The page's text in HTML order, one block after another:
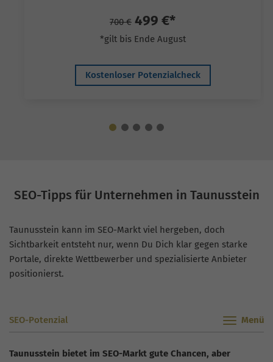
700 € 499 €*
*gilt bis Ende August
Kostenloser Potenzialcheck
SEO-Tipps für Unternehmen in Taunusstein
Taunusstein kann im SEO-Markt viel hergeben, doch
Sichtbarkeit entsteht nur, wenn Du Dich klar gegen starke
Portale, direkte Wettbewerber und spezialisierte Anbieter
positionierst.
SEO-Potenzial
Taunusstein bietet im SEO-Markt gute Chancen, aber